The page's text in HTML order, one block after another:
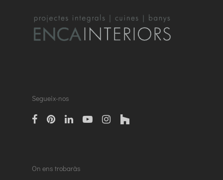
Segueix-nos
facebook
pinterestlinkedinYoutubeinstagram
houzz
On ens trobaràs